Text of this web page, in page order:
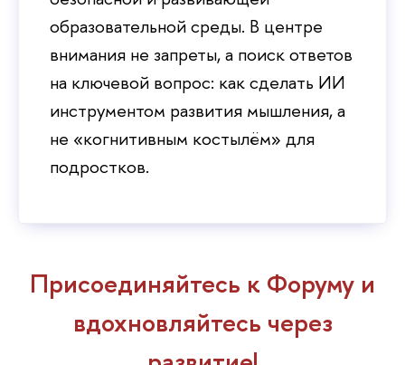
образовательной среды. В центре
нимания не запреты, а поиск ответо
на ключевой вопрос: как сделать ИИ
инструментом развития мышления, а
не «когнитивным костылём» для
подростков.
Присоединяйтесь к Форуму и
дохновляйтесь через